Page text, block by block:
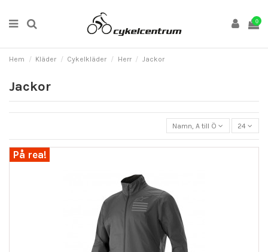
0
Hem Kläder Cykelkläder Herr Jackor
Jackor
Namn, A till Ö 24
På rea!